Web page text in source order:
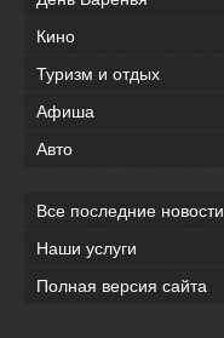
Кино
Туризм и отдых
Афиша
Авто
Все последние новости
Наши услуги
Полная версия сайта